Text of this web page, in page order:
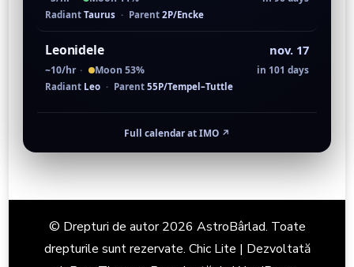
Radiant Taurus · Parent 2P/Encke
Leonidele nov. 17
~10/hr · Moon 53% in 101 days
Radiant Leo · Parent 55P/Tempel–Tuttle
Full calendar at IMO ↗
© Drepturi de autor 2026 AstroBârlad. Toate
drepturile sunt rezervate. Chic Lite | Dezvoltată